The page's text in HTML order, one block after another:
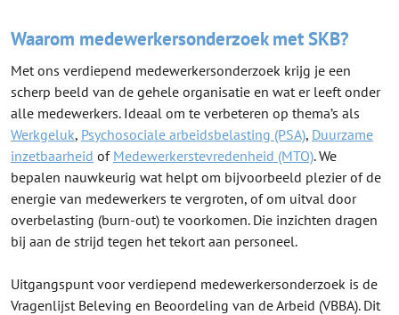
Waarom medewerkersonderzoek met SKB?
Met ons verdiepend medewerkersonderzoek krijg je een
scherp beeld van de gehele organisatie en wat er leeft onder
alle medewerkers. Ideaal om te verbeteren op thema’s als
Werkgeluk, Psychosociale arbeidsbelasting (PSA), Duurzame
inzetbaarheid of Medewerkerstevredenheid (MTO). We
bepalen nauwkeurig wat helpt om bijvoorbeeld plezier of de
energie van medewerkers te vergroten, of om uitval door
overbelasting (burn-out) te voorkomen. Die inzichten dragen
bij aan de strijd tegen het tekort aan personeel.
Uitgangspunt voor verdiepend medewerkersonderzoek is de
Vragenlijst Beleving en Beoordeling van de Arbeid (VBBA). Dit